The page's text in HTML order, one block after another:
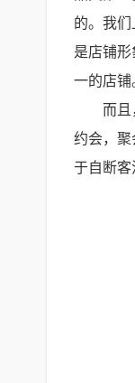
的。我
是店铺
一的店铺
而
约会，聚
于自断客